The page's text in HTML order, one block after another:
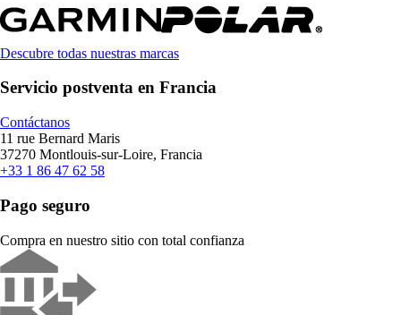
Descubre todas nuestras marcas
Servicio postventa en Francia
Contáctanos
11 rue Bernard Maris
37270 Montlouis-sur-Loire, Francia
+33 1 86 47 62 58
Pago seguro
Compra en nuestro sitio con total confianza